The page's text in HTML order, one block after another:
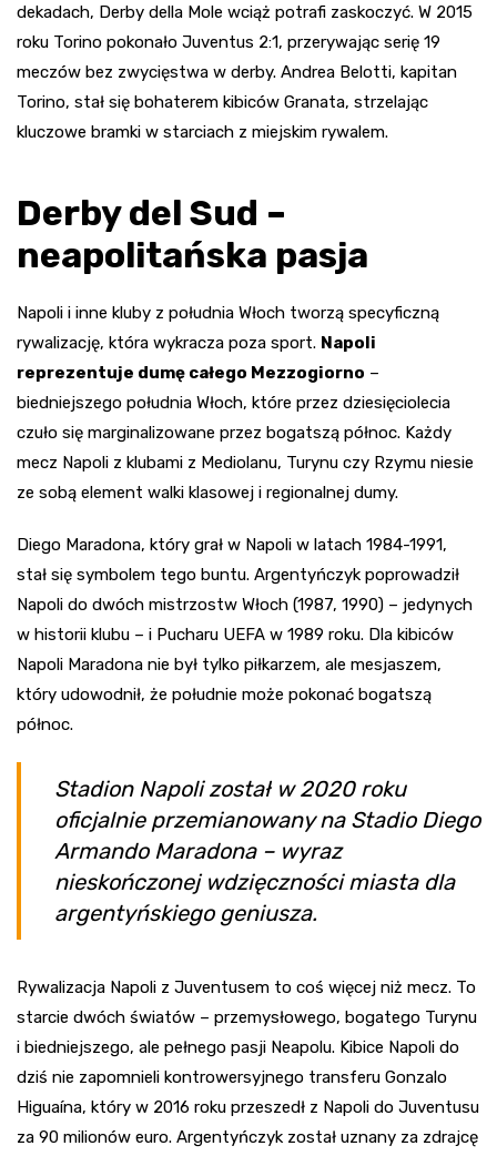
dekadach, Derby della Mole wciąż potrafi zaskoczyć. W 2015
roku Torino pokonało Juventus 2:1, przerywając serię 19
meczów bez zwycięstwa w derby. Andrea Belotti, kapitan
Torino, stał się bohaterem kibiców Granata, strzelając
kluczowe bramki w starciach z miejskim rywalem.
Derby del Sud –
neapolitańska pasja
Napoli i inne kluby z południa Włoch tworzą specyficzną
rywalizację, która wykracza poza sport. Napoli
reprezentuje dumę całego Mezzogiorno –
biedniejszego południa Włoch, które przez dziesięciolecia
czuło się marginalizowane przez bogatszą północ. Każdy
mecz Napoli z klubami z Mediolanu, Turynu czy Rzymu niesie
ze sobą element walki klasowej i regionalnej dumy.
Diego Maradona, który grał w Napoli w latach 1984-1991,
stał się symbolem tego buntu. Argentyńczyk poprowadził
Napoli do dwóch mistrzostw Włoch (1987, 1990) – jedynych
w historii klubu – i Pucharu UEFA w 1989 roku. Dla kibiców
Napoli Maradona nie był tylko piłkarzem, ale mesjaszem,
który udowodnił, że południe może pokonać bogatszą
północ.
Stadion Napoli został w 2020 roku
oficjalnie przemianowany na Stadio Diego
Armando Maradona – wyraz
nieskończonej wdzięczności miasta dla
argentyńskiego geniusza.
Rywalizacja Napoli z Juventusem to coś więcej niż mecz. To
starcie dwóch światów – przemysłowego, bogatego Turynu
i biedniejszego, ale pełnego pasji Neapolu. Kibice Napoli do
dziś nie zapomnieli kontrowersyjnego transferu Gonzalo
Higuaína, który w 2016 roku przeszedł z Napoli do Juventusu
za 90 milionów euro. Argentyńczyk został uznany za zdrajcę